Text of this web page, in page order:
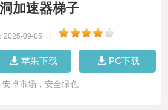
加速器梯子
2025-09-05
苹果下载 PC下载
安卓市场，安全绿色